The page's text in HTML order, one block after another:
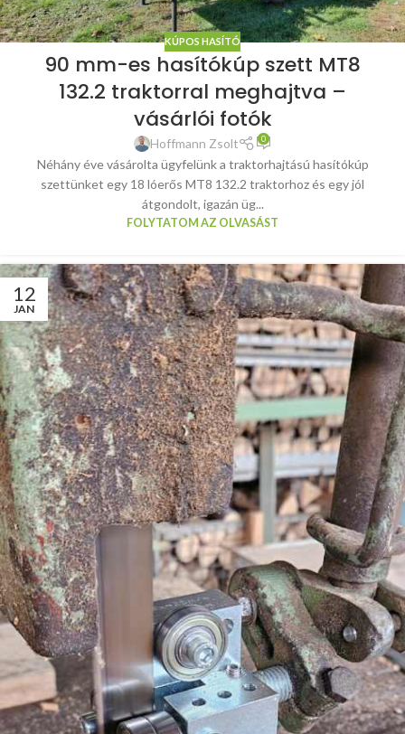
KÚPOS HASÍTÓ
90 mm-es hasítókúp szett MT8
132.2 traktorral meghajtva –
vásárlói fotók
Hoffmann Zsolt 0
Néhány éve vásárolta ügyfelünk a traktorhajtású hasítókúp
szettünket egy 18 lóerős MT8 132.2 traktorhoz és egy jól
átgondolt, igazán üg...
FOLYTATOM AZ OLVASÁST
12
JAN